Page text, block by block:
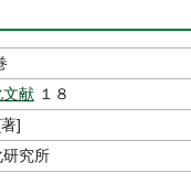
文献 １８
]
研究所